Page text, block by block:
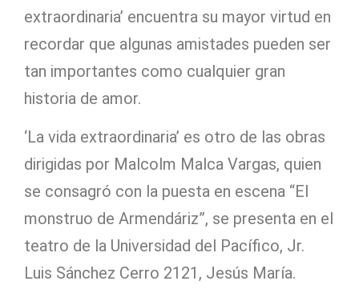
extraordinaria’ encuentra su mayor virtud en
recordar que algunas amistades pueden ser
tan importantes como cualquier gran
historia de amor.
‘La vida extraordinaria’ es otro de las obras
dirigidas por Malcolm Malca Vargas, quien
se consagró con la puesta en escena “El
monstruo de Armendáriz”, se presenta en el
teatro de la Universidad del Pacífico, Jr.
Luis Sánchez Cerro 2121, Jesús María.